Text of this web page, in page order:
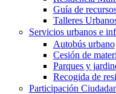
Guía de
Talleres
Servicios urbanos e
Autobús urbano
Cesión de
Parques y
Recogida de
Participación